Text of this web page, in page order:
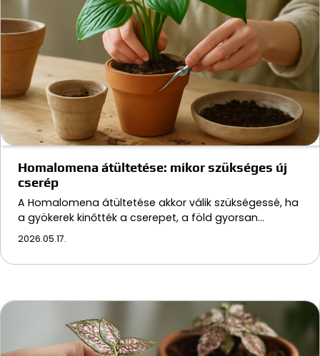
Homalomena átültetése: mikor szükséges új
cserép
A Homalomena átültetése akkor válik szükségessé, ha
a gyökerek kinőtték a cserepet, a föld gyorsan…
2026.05.17.